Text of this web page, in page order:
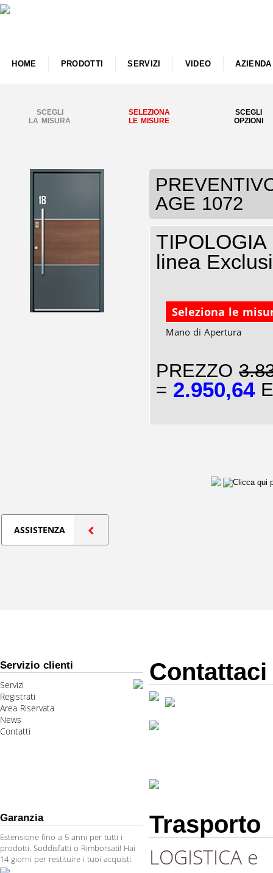
HOME PRODOTTI SERVIZI VIDEO AZIENDA
SCEGLI
LA MISURA
SELEZIONA
LE MISURE
SCEGLI
OPZIONI
AGE 1072
linea
Seleziona le
Mano di Apertura
PREZZO
= 2.950,64
ASSISTENZA
Servizio clienti
Servizi
Registrati
Area Riservata
News
Contatti
Contattaci
Garanzia
Estensione fino a 5 anni per tutti i
prodotti. Soddisfatti o Rimborsati! Hai
14 giorni per restituire i tuoi acquisti.
Trasporto
LOGISTICA e